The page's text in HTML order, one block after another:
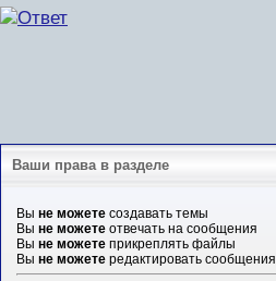
Ваши права в разделе
Выне можете создавать темы
Выне можете отвечать на сообщения
Выне можете прикреплять файлы
Выне можете редактировать сообщения